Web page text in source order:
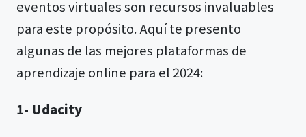
eventos virtuales son recursos invaluables
para este propósito. Aquí te presento
algunas de las mejores plataformas de
aprendizaje online para el 2024:
1- Udacity